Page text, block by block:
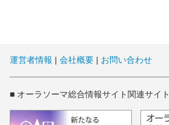
運営者情報 | 会社概要 | お問い合わせ
■ オーラソーマ総合情報サイト関連サイト